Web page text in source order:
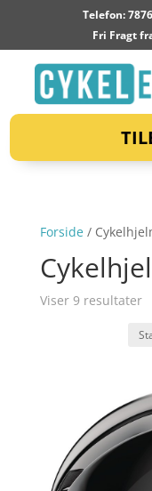
Telefon:
Fri Fragt
Forside/
Viser 9 resultater